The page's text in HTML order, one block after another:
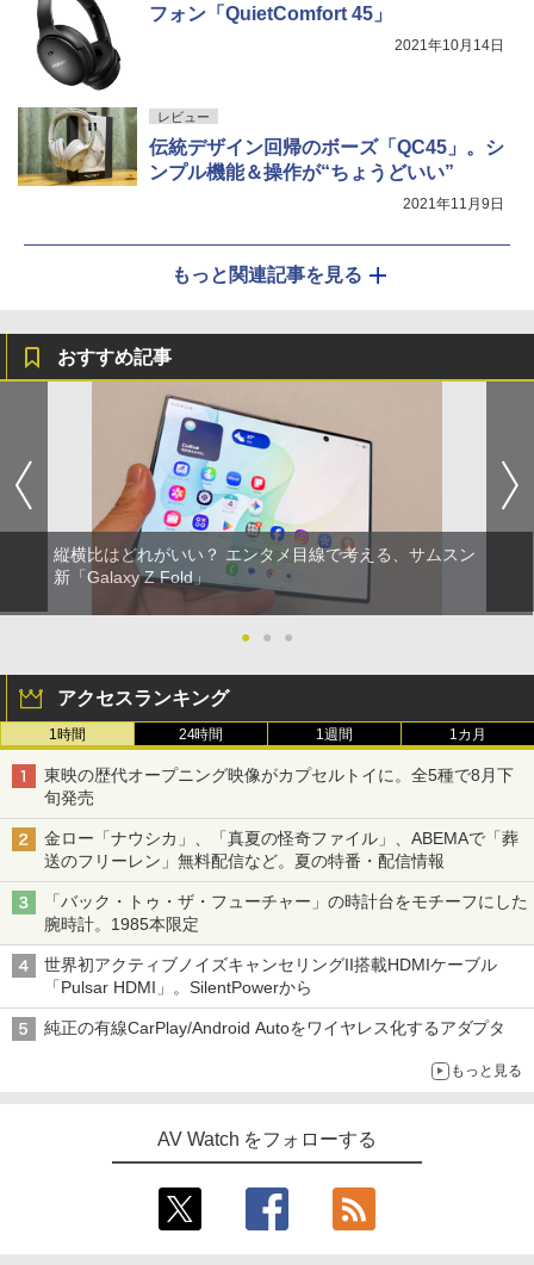
フォン「QuietComfort 45」
2021年10月14日
レビュー
伝統デザイン回帰のボーズ「QC45」。シ
ンプル機能＆操作が“ちょうどいい”
2021年11月9日
もっと関連記事を見る
おすすめ記事
縦横比はどれがいい？ エンタメ目線で考える、サムスン
新「Galaxy Z Fold」
● ● ●
アクセスランキング
1時間 24時間 1週間 1カ月
東映の歴代オープニング映像がカプセルトイに。全5種で8月下
旬発売
金ロー「ナウシカ」、「真夏の怪奇ファイル」、ABEMAで「葬
送のフリーレン」無料配信など。夏の特番・配信情報
「バック・トゥ・ザ・フューチャー」の時計台をモチーフにした
腕時計。1985本限定
世界初アクティブノイズキャンセリングII搭載HDMIケーブル
「Pulsar HDMI」。SilentPowerから
純正の有線CarPlay/Android Autoをワイヤレス化するアダプタ
もっと見る
AV Watch をフォローする